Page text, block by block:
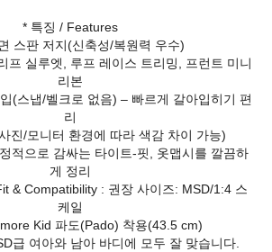
* 특징 / Features
스판 저지(신축성/복원력 우수)
프 실루엣, 루프 레이스 트리밍, 프런트 미니
리본
(스냅/벨크로 없음) – 빠르게 갈아입히기 편
리
진/모니터 환경에 따라 색감 차이 가능)
적으로 감싸는 타이트-핏, 옷맵시를 깔끔하
게 정리
& Compatibility : 권장 사이즈: MSD/1:4 스
케일
Kid 파도(Pado) 착용(43.5 cm)
급 여아와 남아 바디에 모두 잘 맞습니다.